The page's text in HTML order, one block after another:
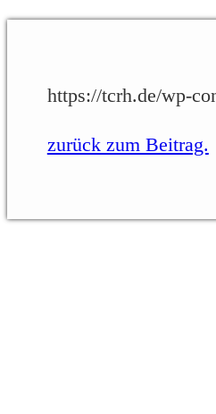
https://tcrh.de/wp-
zurück zum Beitrag.